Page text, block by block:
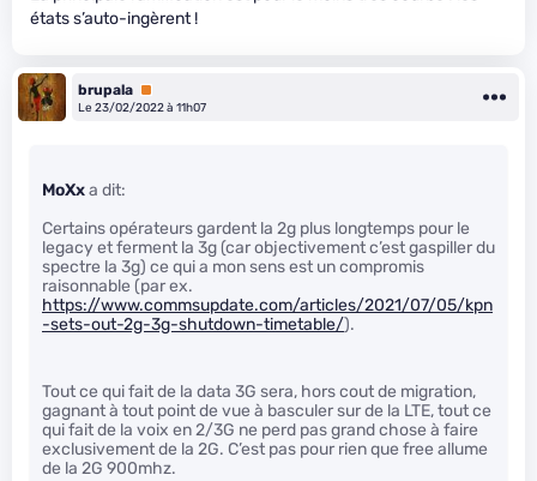
états s’auto-ingèrent !
brupala Premium
Le 23/02/2022 à 11h07
MoXxa dit:
Certains opérateurs gardent la 2g plus longtemps pour le
legacy et ferment la 3g (car objectivement c’est gaspiller du
spectre la 3g) ce qui a mon sens est un compromis
raisonnable (par ex.
https://www.commsupdate.com/articles/2021/07/05/kpn
-sets-out-2g-3g-shutdown-timetable/).
Tout ce qui fait de la data 3G sera, hors cout de migration,
gagnant à tout point de vue à basculer sur de la LTE, tout ce
qui fait de la voix en 2/3G ne perd pas grand chose à faire
exclusivement de la 2G. C’est pas pour rien que free allume
de la 2G 900mhz.